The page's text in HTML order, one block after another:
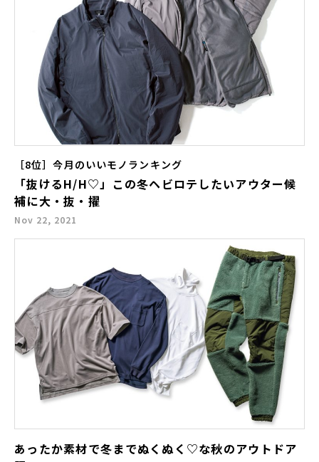
［8位］今月のいいモノランキング
「抜けるH/H♡」この冬ヘビロテしたいアウター候
補に大・抜・擢
Nov 22, 2021
あったか素材で冬までぬくぬく♡な秋のアウトドア